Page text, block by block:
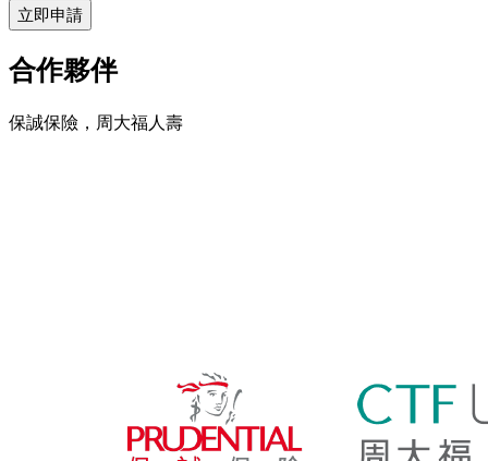
立即申請
合作夥伴
保誠保險，周大福人壽